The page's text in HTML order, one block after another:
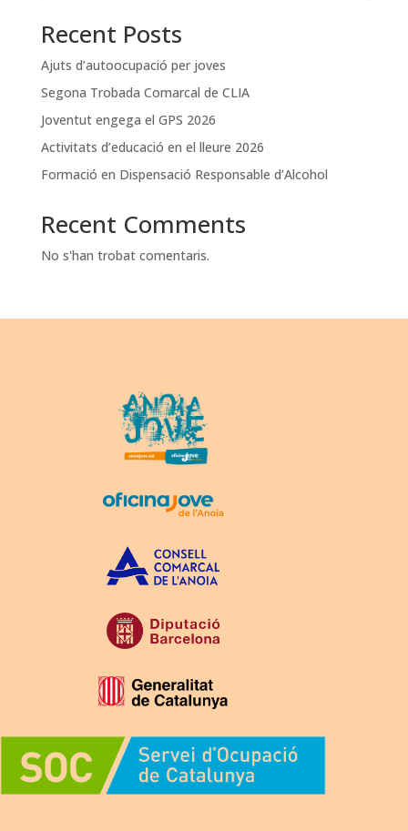
Recent Posts
Ajuts d’autoocupació per joves
Segona Trobada Comarcal de CLIA
Joventut engega el GPS 2026
Activitats d’educació en el lleure 2026
Formació en Dispensació Responsable d’Alcohol
Recent Comments
No s'han trobat comentaris.